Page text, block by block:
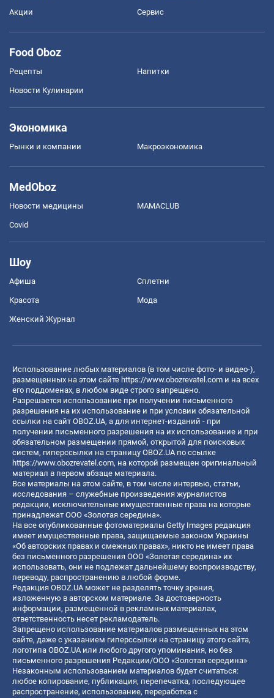
Акции Сервис
Food Oboz
Рецепты Напитки
Новости Кулинарии
Экономика
Рынки и компании Mакроэкономика
MedOboz
Новости медицины MAMACLUB
Covid
Шоу
Афиша Сплетни
Красота Мода
Женский Журнал
Использование любых материалов (в том числе фото- и видео-),
размещенных на этом сайте https://www.obozrevatel.com и на всех
его поддоменах, в любом виде строго запрещено.
Разрешается использование при получении письменного
разрешения на их использование и при условии обязательной
ссылки на сайт OBOZ.UA, а для интернет-изданий - при
получении письменного разрешения на их использование и при
обязательном размещении прямой, открытой для поисковых
систем, гиперссылки на страницу OBOZ.UA по ссылке
https://www.obozrevatel.com, на которой размещен оригинальный
материал в первом абзаце материала.
Все материалы на этом сайте, в том числе интервью, статьи,
исследования – служебные произведения журналистов
редакции, исключительные имущественные права на которые
принадлежат ООО «Золотая середина».
На все опубликованные фотоматериалы Getty Images редакция
имеет имущественные права, защищаемые законом Украины
«Об авторских правах и смежных правах», никто не имеет права
без письменного разрешения ООО «Золотая середина» их
использовать, они не подлежат дальнейшему воспроизводству,
переводу, распространению в любой форме.
Редакция OBOZ.UA может не разделять точку зрения,
изложенную в авторском материале. За достоверность
информации, размещенной в рекламных материалах,
ответственность несет рекламодатель.
Запрещено использование материалов размещенных на этом
сайте, даже с указанием гиперссылки на страницу этого сайта,
логотипа OBOZ.UA или любого другого упоминания, но без
письменного разрешения Редакции/ООО «Золотая середина»
Незаконным использованием материалов будет считаться:
любое копирование, публикация, перепечатка, последующее
распространение, использование, переработка с